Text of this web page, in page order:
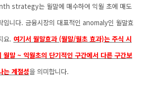
strategy는 월말에 매수하여 익월 초에 매도
입니다. 금융시장의 대표적인 anomaly인 월말효
요. 여기서 월말효과 (월말/월초 효과)는 주식 시
월말 ~ 익월초의 단기적인 구간에서 다른 구간보
는 계절성을 의미합니다.